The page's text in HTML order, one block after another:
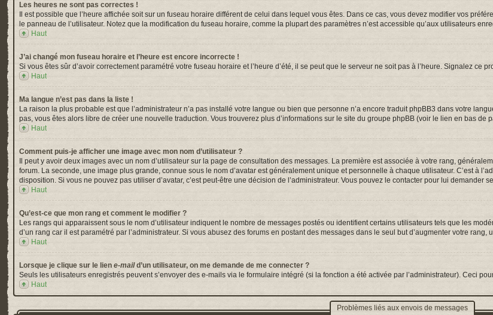
Les heures ne sont pas correctes !
Il est possible que l’heure affichée soit sur un fuseau horaire différent de celui dans lequel vous êtes. Dans ce cas, vous devez modifier vos
le panneau de l’utilisateur. Notez que la modification du fuseau horaire, comme la plupart des paramètres n’est accessible qu’aux utilisateurs
Haut
J’ai changé mon fuseau horaire et l’heure est encore incorrecte !
Si vous êtes sûr d’avoir correctement paramétré votre fuseau horaire et l’heure d’été, il se peut que le serveur ne soit pas à l’heure. Signalez ce
Haut
Ma langue n’est pas dans la liste !
La raison la plus probable est que l’administrateur n’a pas installé votre langue ou bien que personne n’a encore traduit phpBB3 dans votre
pas, vous êtes alors libre de créer une nouvelle traduction. Vous trouverez plus d’informations sur le site du groupe phpBB (voir le lien en bas de
Haut
Comment puis-je afficher une image avec mon nom d’utilisateur ?
Il peut y avoir deux images avec un nom d’utilisateur sur la page de consultation des messages. La première est associée à votre rang,
forum. La seconde, une image plus grande, connue sous le nom d’avatar est généralement unique et personnelle à chaque utilisateur. C’est à
disposition. Si vous ne pouvez pas utiliser d’avatar, c’est peut-être une décision de l’administrateur. Vous pouvez le contacter pour lui demander
Haut
Qu’est-ce que mon rang et comment le modifier ?
Les rangs qui apparaissent sous le nom d’utilisateur indiquent le nombre de messages postés ou identifient certains utilisateurs tels que les
d’un rang car il est paramétré par l’administrateur. Si vous abusez des forums en postant des messages dans le seul but d’augmenter votre
Haut
Lorsque je clique sur le lien e-maild’un utilisateur, on me demande de me connecter ?
Seuls les utilisateurs enregistrés peuvent s’envoyer des e-mails via le formulaire intégré (si la fonction a été activée par l’administrateur). Ceci
Haut
Problèmes liés aux envois de messages